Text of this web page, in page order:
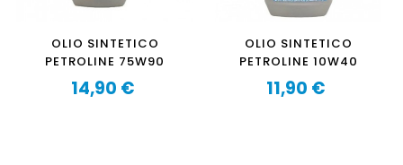
OLIO SINTETICO
PETROLINE 75W90
Prezzo
14,90 €
OLIO SINTETICO
PETROLINE 10W40
Prezzo
11,90 €